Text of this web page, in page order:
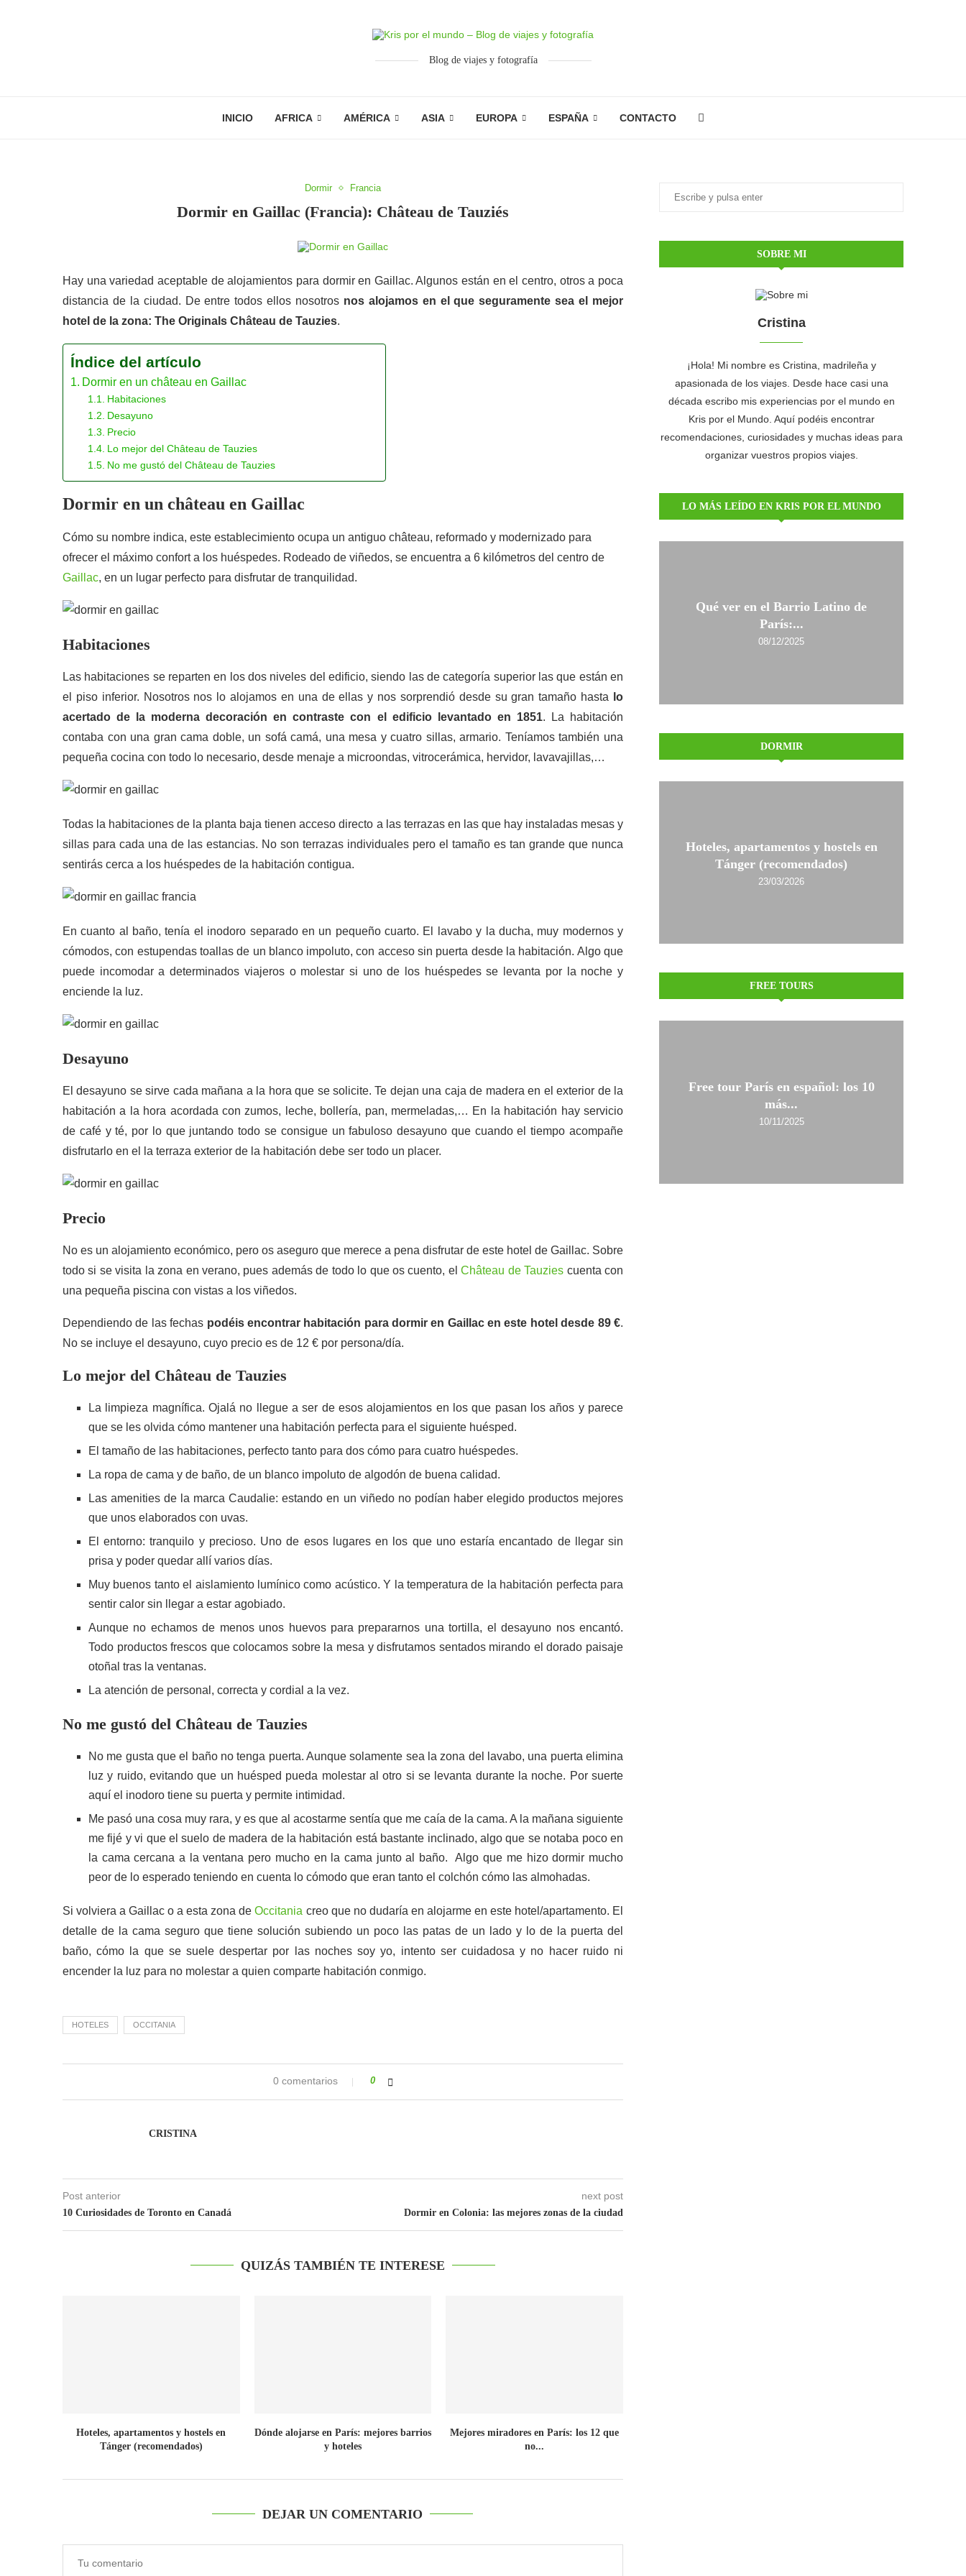
Blog de viajes y fotografía
INICIO AFRICA AMÉRICA ASIA EUROPA ESPAÑA CONTACTO
Dormir Francia
Dormir en Gaillac (Francia): Château de Tauziés
Hay una variedad aceptable de alojamientos para dormir en Gaillac. Algunos están en el centro, otros a poca
distancia de la ciudad. De entre todos ellos nosotros nos alojamos en el que seguramente sea el mejor
hotel de la zona: The Originals Château de Tauzies.
Índice del artículo
Dormir en un château en Gaillac
Habitaciones
Desayuno
Precio
Lo mejor del Château de Tauzies
No me gustó del Château de Tauzies
Dormir en un château en Gaillac
Cómo su nombre indica, este establecimiento ocupa un antiguo château, reformado y modernizado para
ofrecer el máximo confort a los huéspedes. Rodeado de viñedos, se encuentra a 6 kilómetros del centro de
Gaillac, en un lugar perfecto para disfrutar de tranquilidad.
Habitaciones
Las habitaciones se reparten en los dos niveles del edificio, siendo las de categoría superior las que están en
el piso inferior. Nosotros nos lo alojamos en una de ellas y nos sorprendió desde su gran tamaño hasta
lo
acertado de la moderna decoración en contraste con el edificio levantado en 1851. La habitación
contaba con una gran cama doble, un sofá camá, una mesa y cuatro sillas, armario. Teníamos también una
pequeña cocina con todo lo necesario, desde menaje a microondas, vitrocerámica, hervidor, lavavajillas,…
Todas la habitaciones de la planta baja tienen acceso directo a las terrazas en las que hay instaladas mesas y
sillas para cada una de las estancias. No son terrazas individuales pero el tamaño es tan grande que nunca
sentirás cerca a los huéspedes de la habitación contigua.
En cuanto al baño, tenía el inodoro separado en un pequeño cuarto. El lavabo y la ducha, muy modernos y
cómodos, con estupendas toallas de un blanco impoluto, con acceso sin puerta desde la habitación. Algo que
puede incomodar a determinados viajeros o molestar si uno de los huéspedes se levanta por la noche y
enciende la luz.
Desayuno
El desayuno se sirve cada mañana a la hora que se solicite. Te dejan una caja de madera en el exterior de la
habitación a la hora acordada con zumos, leche, bollería, pan, mermeladas,… En la habitación hay servicio
de café y té, por lo que juntando todo se consigue un fabuloso desayuno que cuando el tiempo acompañe
disfrutarlo en el la terraza exterior de la habitación debe ser todo un placer.
Precio
No es un alojamiento económico, pero os aseguro que merece a pena disfrutar de este hotel de Gaillac. Sobre
todo si se visita la zona en verano, pues además de todo lo que os cuento, elChâteau de Tauzies cuenta con
una pequeña piscina con vistas a los viñedos.
Dependiendo de las fechas podéis encontrar habitación para dormir en Gaillac en este hotel desde 89 €.
No se incluye el desayuno, cuyo precio es de 12 € por persona/día.
Lo mejor del Château de Tauzies
La limpieza magnífica. Ojalá no llegue a ser de esos alojamientos en los que pasan los años y parece
que se les olvida cómo mantener una habitación perfecta para el siguiente huésped.
El tamaño de las habitaciones, perfecto tanto para dos cómo para cuatro huéspedes.
La ropa de cama y de baño, de un blanco impoluto de algodón de buena calidad.
Las amenities de la marca Caudalie: estando en un viñedo no podían haber elegido productos mejores
que unos elaborados con uvas.
El entorno: tranquilo y precioso. Uno de esos lugares en los que uno estaría encantado de llegar sin
prisa y poder quedar allí varios días.
Muy buenos tanto el aislamiento lumínico como acústico. Y la temperatura de la habitación perfecta para
sentir calor sin llegar a estar agobiado.
Aunque no echamos de menos unos huevos para prepararnos una tortilla, el desayuno nos encantó.
Todo productos frescos que colocamos sobre la mesa y disfrutamos sentados mirando el dorado paisaje
otoñal tras la ventanas.
La atención de personal, correcta y cordial a la vez.
No me gustó del Château de Tauzies
No me gusta que el baño no tenga puerta. Aunque solamente sea la zona del lavabo, una puerta elimina
luz y ruido, evitando que un huésped pueda molestar al otro si se levanta durante la noche. Por suerte
aquí el inodoro tiene su puerta y permite intimidad.
Me pasó una cosa muy rara, y es que al acostarme sentía que me caía de la cama. A la mañana siguiente
me fijé y vi que el suelo de madera de la habitación está bastante inclinado, algo que se notaba poco en
la cama cercana a la ventana pero mucho en la cama junto al baño. Algo que me hizo dormir mucho
peor de lo esperado teniendo en cuenta lo cómodo que eran tanto el colchón cómo las almohadas.
Si volviera a Gaillac o a esta zona deOccitania creo que no dudaría en alojarme en este hotel/apartamento. El
detalle de la cama seguro que tiene solución subiendo un poco las patas de un lado y lo de la puerta del
baño, cómo la que se suele despertar por las noches soy yo, intento ser cuidadosa y no hacer ruido ni
encender la luz para no molestar a quien comparte habitación conmigo.
HOTELES OCCITANIA
0 comentarios 0
CRISTINA
Post anterior
10 Curiosidades de Toronto en Canadá
next post
Dormir en Colonia: las mejores zonas de la ciudad
QUIZÁS TAMBIÉN TE INTERESE
Hoteles, apartamentos y hostels en
Tánger (recomendados)
Dónde alojarse en París: mejores barrios
y hoteles
Mejores miradores en París: los 12 que
no...
DEJAR UN COMENTARIO
SOBRE MI
Cristina
¡Hola! Mi nombre es Cristina, madrileña y
apasionada de los viajes. Desde hace casi una
década escribo mis experiencias por el mundo en
Kris por el Mundo. Aquí podéis encontrar
recomendaciones, curiosidades y muchas ideas para
organizar vuestros propios viajes.
LO MÁS LEÍDO EN KRIS POR EL MUNDO
Qué ver en el Barrio Latino de
París:...
08/12/2025
DORMIR
Hoteles, apartamentos y hostels en
Tánger (recomendados)
23/03/2026
FREE TOURS
Free tour París en español: los 10
más...
10/11/2025